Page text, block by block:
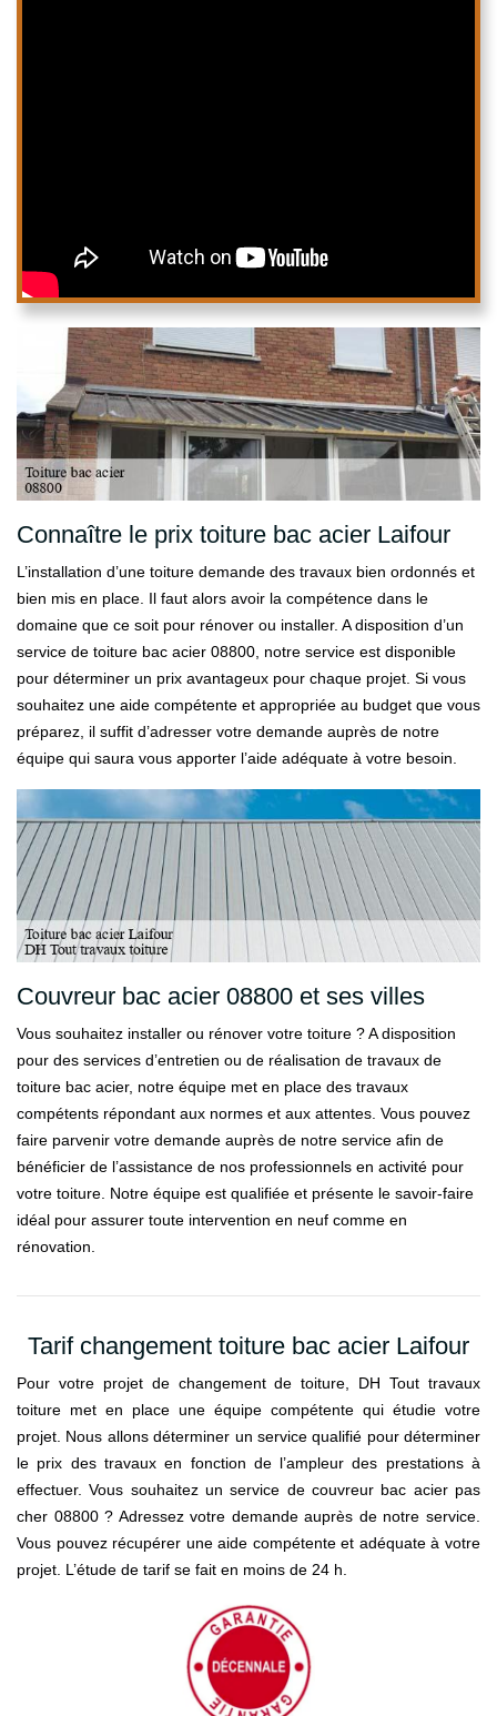
Connaître le prix toiture bac acier Laifour
L’installation d’une toiture demande des travaux bien ordonnés et
bien mis en place. Il faut alors avoir la compétence dans le
domaine que ce soit pour rénover ou installer. A disposition d’un
service de toiture bac acier 08800, notre service est disponible
pour déterminer un prix avantageux pour chaque projet. Si vous
souhaitez une aide compétente et appropriée au budget que vous
préparez, il suffit d’adresser votre demande auprès de notre
équipe qui saura vous apporter l’aide adéquate à votre besoin.
Couvreur bac acier 08800 et ses villes
Vous souhaitez installer ou rénover votre toiture ? A disposition
pour des services d’entretien ou de réalisation de travaux de
toiture bac acier, notre équipe met en place des travaux
compétents répondant aux normes et aux attentes. Vous pouvez
faire parvenir votre demande auprès de notre service afin de
bénéficier de l’assistance de nos professionnels en activité pour
votre toiture. Notre équipe est qualifiée et présente le savoir-faire
idéal pour assurer toute intervention en neuf comme en
rénovation.
Tarif changement toiture bac acier Laifour
Pour votre projet de changement de toiture, DH Tout travaux
toiture met en place une équipe compétente qui étudie votre
projet. Nous allons déterminer un service qualifié pour déterminer
le prix des travaux en fonction de l’ampleur des prestations à
effectuer. Vous souhaitez un service de couvreur bac acier pas
cher 08800 ? Adressez votre demande auprès de notre service.
Vous pouvez récupérer une aide compétente et adéquate à votre
projet. L’étude de tarif se fait en moins de 24 h.